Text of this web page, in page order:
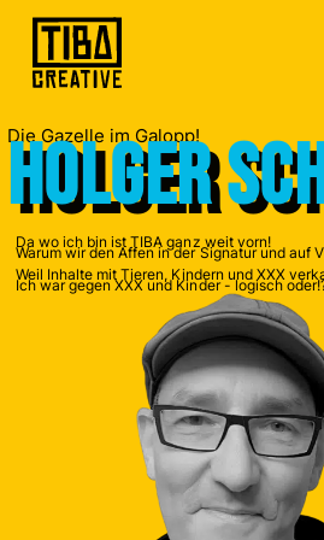
Die Gazelle im Galopp!
Holger
Da wo ich bin ist TIBA ganz weit vorn!
Warum wir den Affen in der Signatur und auf
Weil Inhalte mit Tieren, Kindern und XXX
Ich war gegen XXX und Kinder - logisch